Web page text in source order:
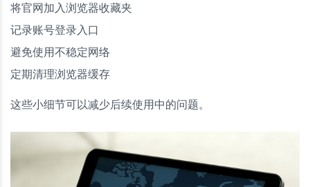
将官网加入浏览器收藏夹
记录账号登录入口
避免使用不稳定网络
定期清理浏览器缓存
这些小细节可以减少后续使用中的问题。